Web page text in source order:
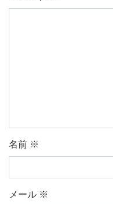
名前 ※
メール ※